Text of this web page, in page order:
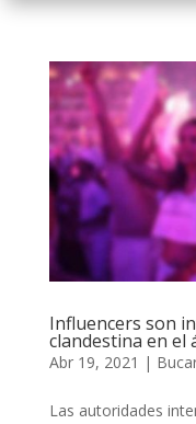
Influencers son
clandestina en el
Abr 19, 2021 |
Las autoridades